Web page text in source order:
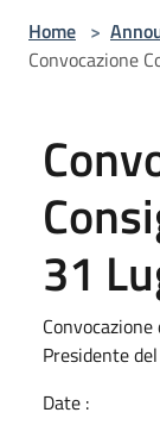
Home >
Convocazione
31
Presidente
Date :